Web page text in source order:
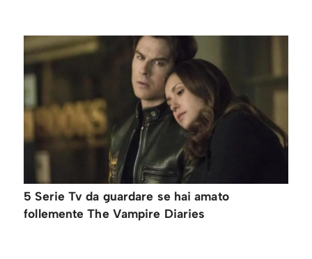
5 Serie Tv da guardare se hai amato
follemente The Vampire Diaries